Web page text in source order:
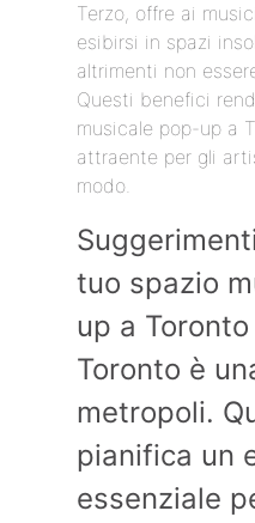
Terzo, offre ai
esibirsi in spazi
altrimenti non
Questi benefici
musicale pop-up a
attraente per gli
modo.
tuo spazio
up a
Toronto è
metropoli.
pianifica un
essenziale